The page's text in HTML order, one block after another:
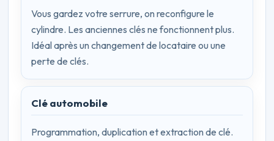
Vous gardez votre serrure, on reconfigure le
cylindre. Les anciennes clés ne fonctionnent plus.
Idéal après un changement de locataire ou une
perte de clés.
Clé automobile
Programmation, duplication et extraction de clé.